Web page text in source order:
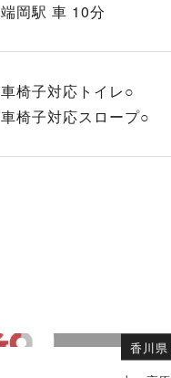
端岡駅 車 10分
車椅子対応トイレ○
車椅子対応スロープ○
香川県